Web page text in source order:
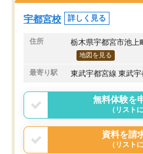
宇都宮校 詳しく見る
住所 栃木県宇都宮市池上
地図を見る
最寄り駅 東武宇都宮線 東武宇
無料体験を
（リスト
資料を請
（リスト